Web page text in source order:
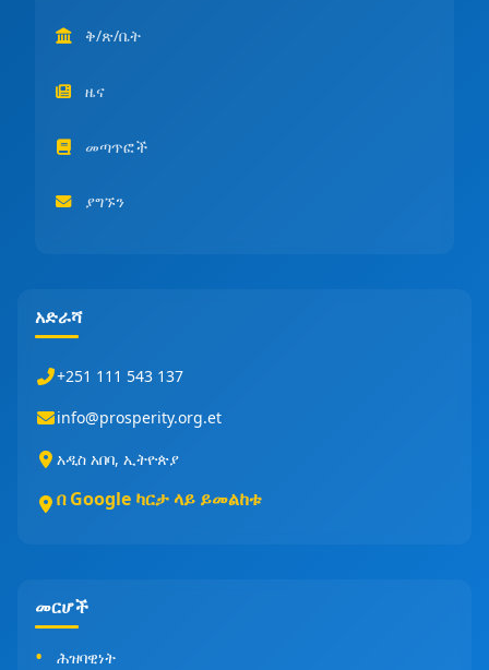
ቅ/ጽ/ቤት
ዜና
መጣጥፎች
ያግኙን
አድራሻ
+251 111 543 137
info@prosperity.org.et
አዲስ አበባ, ኢትዮጵያ
በ Google ካርታ ላይ ይመልከቱ
መርሆች
ሕዝባዊነት